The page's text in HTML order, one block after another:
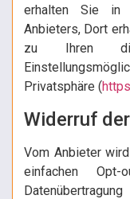
erhalten Sie in
Anbieters, Dort
zu Ihren
Privatsphäre (
Widerruf
Vom Anbieter
einfachen